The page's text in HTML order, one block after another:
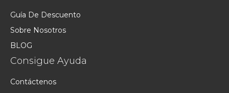
Guía De Descuento
Sobre Nosotros
BLOG
Consigue Ayuda
Contáctenos